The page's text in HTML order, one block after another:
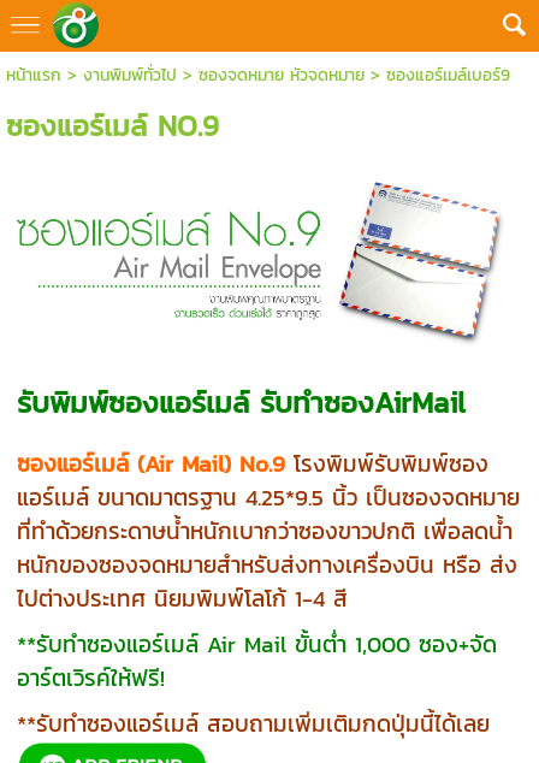
หน้าแรก > งานพิมพ์ทั่วไป > ซองจดหมาย หัวจดหมาย> ซองแอร์เมล์เบอร์9
ซองแอร์เมล์ NO.9
รับพิมพ์ซองแอร์เมล์ รับทำซองAirMail
ซองแอร์เมล์ (Air Mail) No.9 โรงพิมพ์รับพิมพ์ซอง
แอร์เมล์ ขนาดมาตรฐาน 4.25*9.5 นิ้ว เป็นซองจดหมาย
ที่ทำด้วยกระดาษน้ำหนักเบากว่าซองขาวปกติ เพื่อลดน้ำ
หนักของซองจดหมายสำหรับส่งทางเครื่องบิน หรือ ส่ง
ไปต่างประเทศ นิยมพิมพ์โลโก้ 1-4 สี
**รับทำซองแอร์เมล์ Air Mail ขั้นต่ำ 1,000 ซอง+จัด
อาร์ตเวิรค์ให้ฟรี!
**รับทำซองแอร์เมล์ สอบถามเพิ่มเติมกดปุ่มนี้ได้เลย